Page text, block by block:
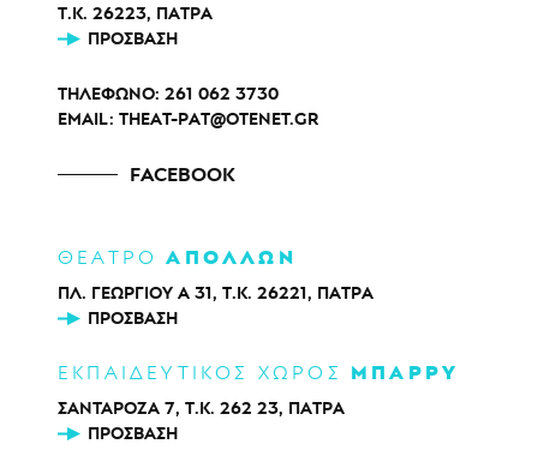
Τ.Κ. 26223, ΠΑΤΡΑ
ΠΡΌΣΒΑΣΗ
ΤΗΛΕΦΩΝΟ: 261 062 3730
EMAIL: THEAT-PAT@OTENET.GR
FACEBOOK
ΘΕΑΤΡΟΑΠΟΛΛΩΝ
ΠΛ. ΓΕΩΡΓΙΟΥ Α 31, Τ.Κ. 26221, ΠΑΤΡΑ
ΠΡΌΣΒΑΣΗ
ΕΚΠΑΙΔΕΥΤΙΚΟΣ ΧΩΡΟΣ ΜΠΑΡΡΥ
ΣΑΝΤΑΡΟΖΑ 7, Τ.Κ. 262 23, ΠΑΤΡΑ
ΠΡΌΣΒΑΣΗ